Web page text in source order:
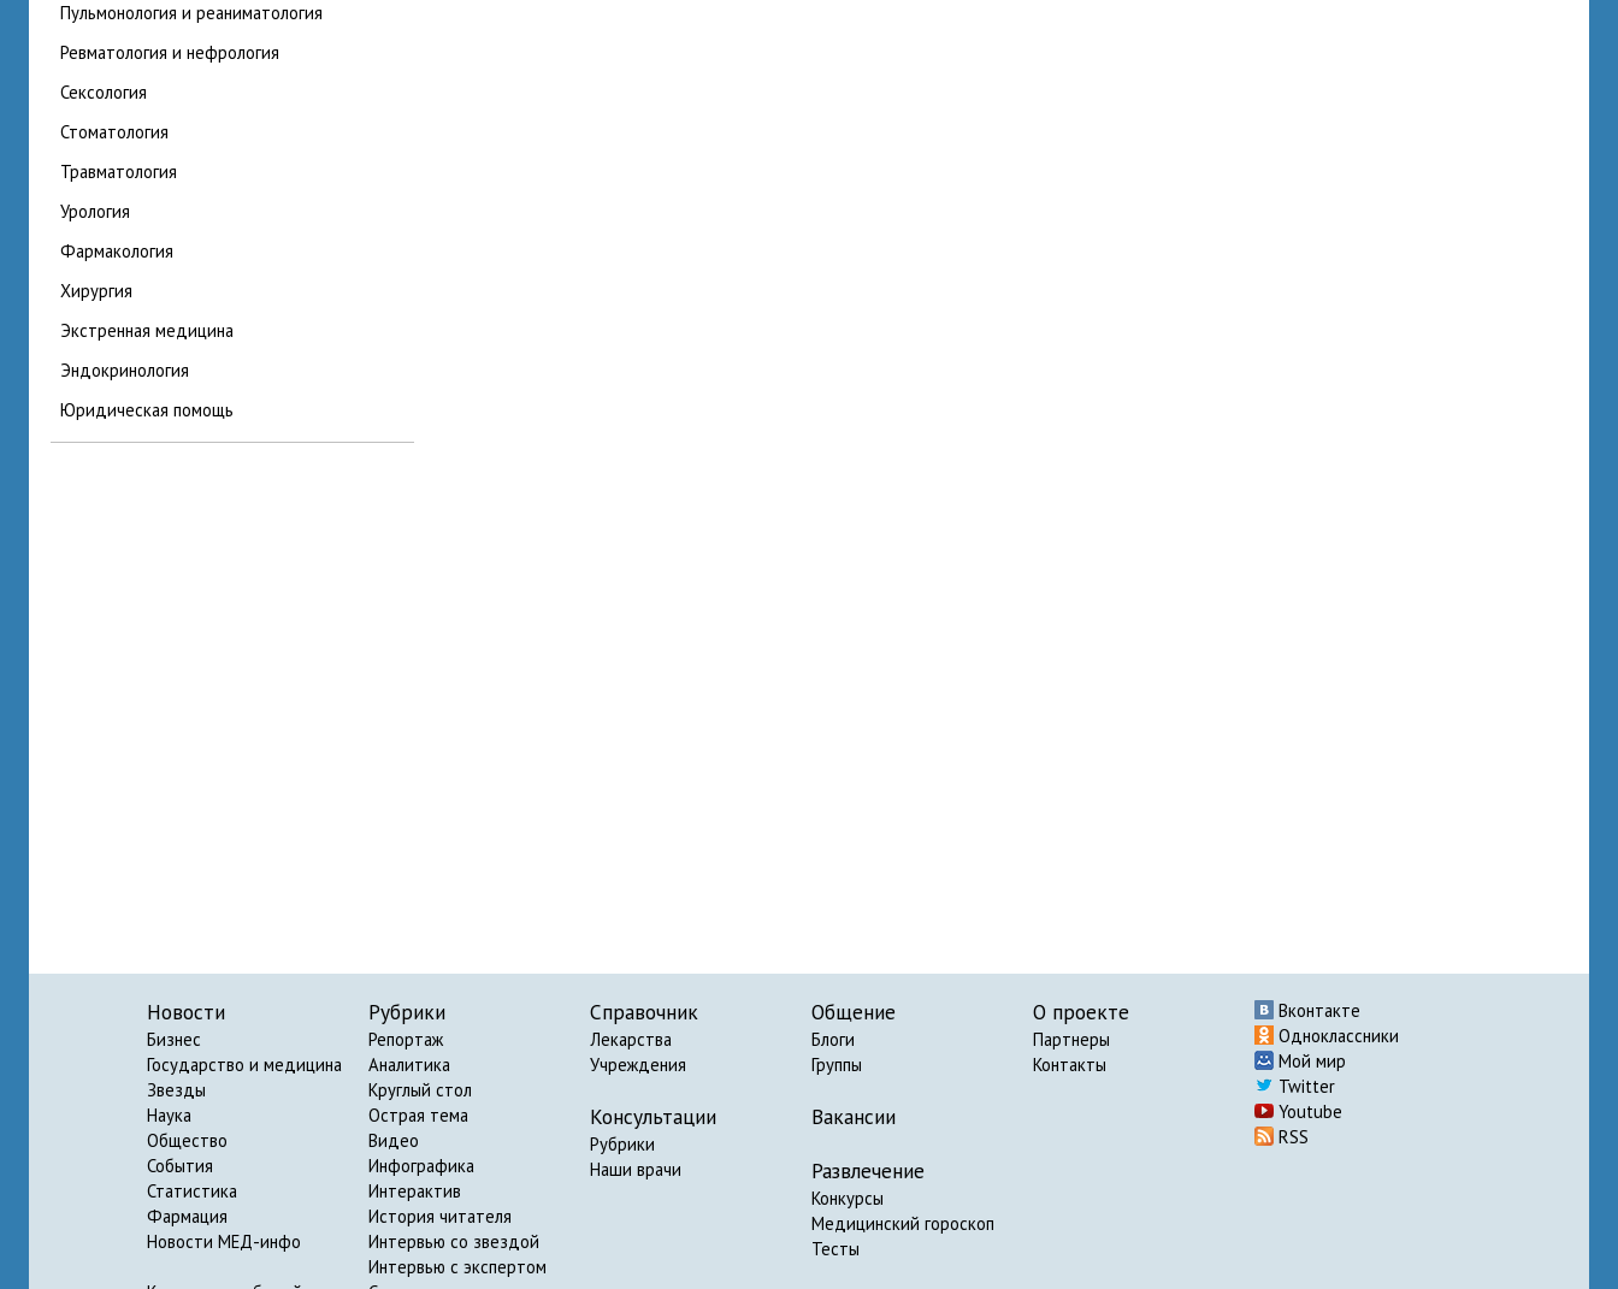
пульмонология и реаниматология
ревматология и нефрология
сексология
стоматология
травматология
урология
фармакология
хирургия
экстренная медицина
эндокринология
юридическая помощь
Новости
Бизнес
Государство и медицина
Звезды
Наука
Общество
События
Статистика
Фармация
Новости МЕД-инфо
Рубрики
Репортаж
Аналитика
Круглый стол
Острая тема
Видео
Инфографика
Интерактив
История читателя
Интервью со звездой
Интервью с экспертом
Справочник
Лекарства
Учреждения
Консультации
Рубрики
Наши врачи
Общение
Блоги
Группы
Вакансии
Развлечение
Конкурсы
Медицинский гороскоп
Тесты
О проекте
Партнеры
Контакты
Вконтакте
Одноклассники
Мой мир
Twitter
Youtube
RSS